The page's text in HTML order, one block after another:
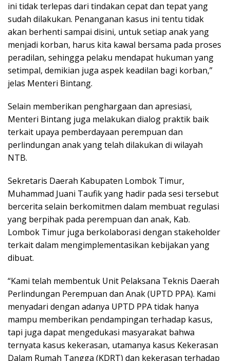
ini tidak terlepas dari tindakan cepat dan tepat yang
sudah dilakukan. Penanganan kasus ini tentu tidak
akan berhenti sampai disini, untuk setiap anak yang
menjadi korban, harus kita kawal bersama pada proses
peradilan, sehingga pelaku mendapat hukuman yang
setimpal, demikian juga aspek keadilan bagi korban,”
jelas Menteri Bintang.
Selain memberikan penghargaan dan apresiasi,
Menteri Bintang juga melakukan dialog praktik baik
terkait upaya pemberdayaan perempuan dan
perlindungan anak yang telah dilakukan di wilayah
NTB.
Sekretaris Daerah Kabupaten Lombok Timur,
Muhammad Juani Taufik yang hadir pada sesi tersebut
bercerita selain berkomitmen dalam membuat regulasi
yang berpihak pada perempuan dan anak, Kab.
Lombok Timur juga berkolaborasi dengan stakeholder
terkait dalam mengimplementasikan kebijakan yang
dibuat.
“Kami telah membentuk Unit Pelaksana Teknis Daerah
Perlindungan Perempuan dan Anak (UPTD PPA). Kami
menyadari dengan adanya UPTD PPA tidak hanya
mampu memberikan pendampingan terhadap kasus,
tapi juga dapat mengedukasi masyarakat bahwa
ternyata kasus kekerasan, utamanya kasus Kekerasan
Dalam Rumah Tangga (KDRT) dan kekerasan terhadap